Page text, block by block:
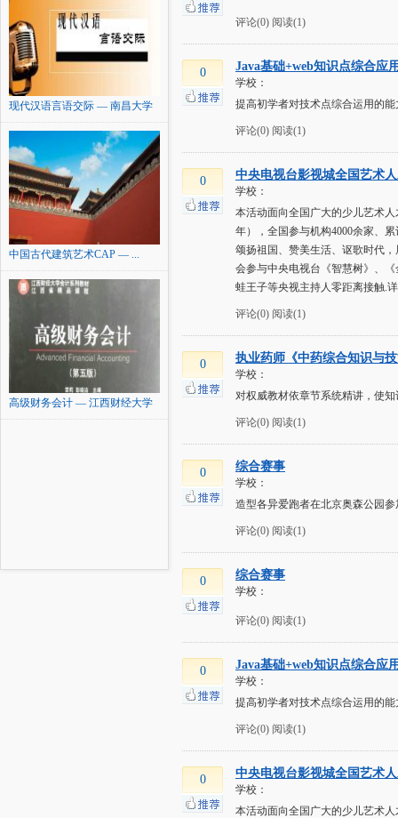
现代汉语言语交际 — 南昌大学
中国古代建筑艺术CAP — ...
高级财务会计 — 江西财经大学
评论(0) 阅读(1)
0 Java基础+web知识点综合应
学校：
提高初学者对技术点综合运用的
评论(0) 阅读(1)
0 中央电视台影视城全国艺术
学校：
本活动面向全国广大的少儿艺术
年），全国参与机构4000余家、
颂扬祖国、赞美生活、讴歌时代
会参与中央电视台《智慧树》、
蛙王子等央视主持人零距离接触.
评论(0) 阅读(1)
0 执业药师《中药综合知识与
学校：
对权威教材依章节系统精讲，使
评论(0) 阅读(1)
0 综合赛事
学校：
造型各异爱跑者在北京奥森公园
评论(0) 阅读(1)
0 综合赛事
学校：
评论(0) 阅读(1)
0 Java基础+web知识点综合应
学校：
提高初学者对技术点综合运用的
评论(0) 阅读(1)
0 中央电视台影视城全国艺术
学校：
本活动面向全国广大的少儿艺术